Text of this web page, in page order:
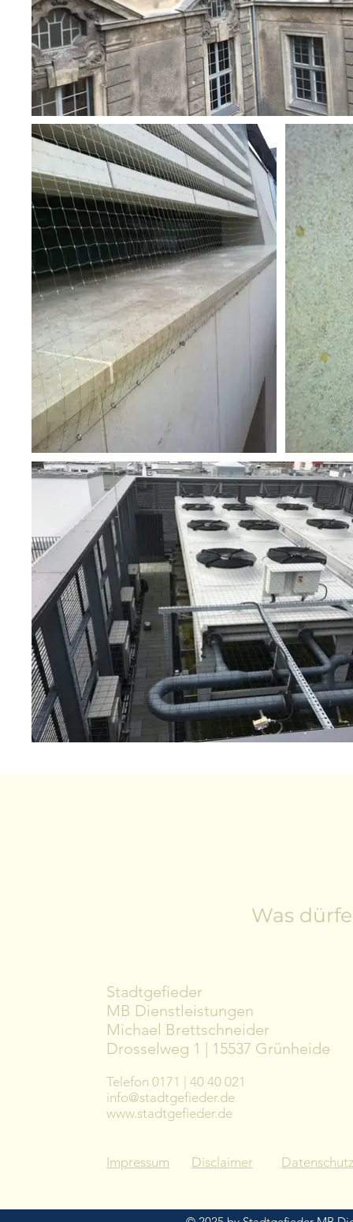
Was
Stadtgefieder
MB Dienstleistungen
Michael Brettschneider
Drosselweg 1 | 15537 Grünheide
Telefon 0171 | 40 40 021
info@stadtgefieder.de
www.stadtgefieder.de
Impressum Disclaimer Datenschutz